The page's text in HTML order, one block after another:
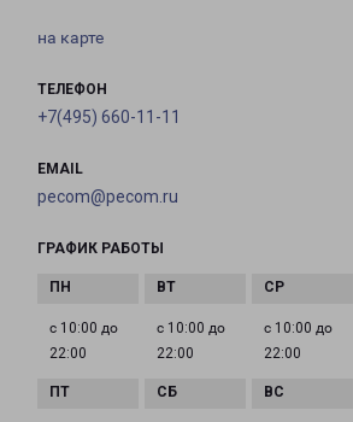
на карте
ТЕЛЕФОН
+7(495) 660-11-11
EMAIL
pecom@pecom.ru
ГРАФИК РАБОТЫ
с 10:00 до
22:00
с 10:00 до
22:00
с 10:00 до
22:00